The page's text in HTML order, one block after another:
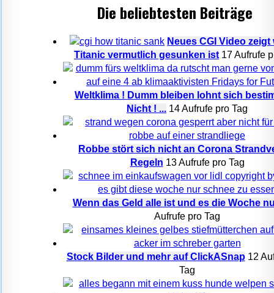
Die beliebtesten Beiträge
Neues CGI Video zeigt
Titanic vermutlich gesunken ist 17 Aufrufe
Weltklima ! Dumm bleiben lohnt sich
Nicht ! ... 14 Aufrufe pro Tag
Robbe stört sich nicht an Corona
Regeln 13 Aufrufe pro Tag
Wenn das Geld alle ist und es die Woche
Aufrufe pro Tag
Stock Bilder und mehr auf ClickASnap 12
Tag